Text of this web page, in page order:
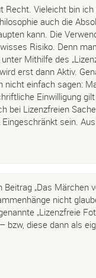
Recht. Vieleicht bin
auch die
kann. Die
Risiko. Denn
Mithilfe des
erst dann Aktiv.
nicht einfach sagen:
Einwilligung
bei Lizenzfreien
sein.
Beitrag „Das Märchen
nicht
„Lizenzfreie
bzw, diese dann als